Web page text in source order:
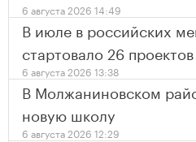
6 августа 2026 14:49
В июле в российских
стартовало 26
6 августа 2026 13:38
В Молжаниновском
новую школу
6 августа 2026 12:29